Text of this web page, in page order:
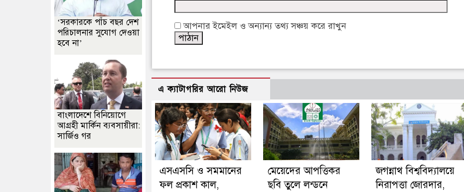
আপনার ইমেইল ও অন্যান্য তথ্য সঞ্চয় করে রাখুন
এ ক্যাটাগরির আরো নিউজ
এসএসসি ও সমমানের
ফল প্রকাশ কাল,
মেয়েদের আপত্তিকর
ছবি তুলে লন্ডনে
জগন্নাথ বিশ্ববিদ্যালয়ে
নিরাপত্তা জোরদার,
‘সরকারকে পাঁচ বছর দেশ
পরিচালনার সুযোগ দেওয়া
হবে না’
বাংলাদেশে বিনিয়োগে
আগ্রহী মার্কিন ব্যবসায়ীরা:
সার্জিও গর